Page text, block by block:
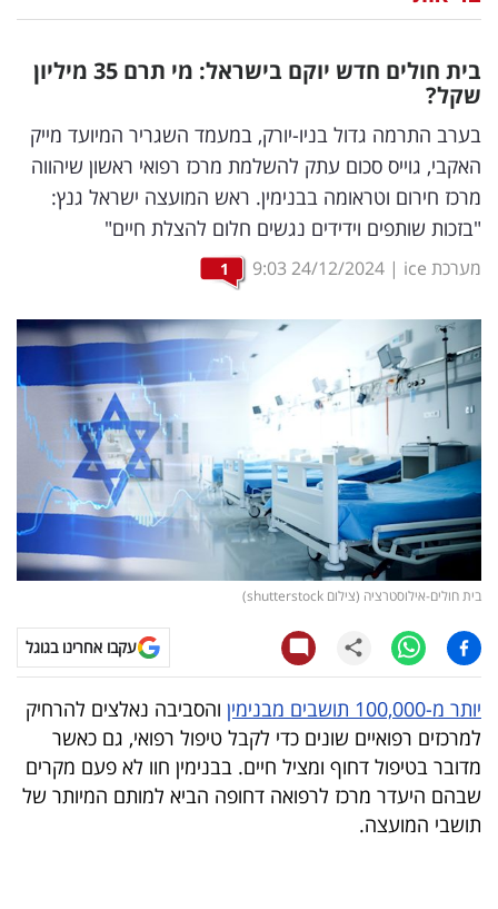
דיגיטל
וטק
שיווק
ופרסום
משפט
מדדים
ומחקרים
דעות
רכילות
עסקית
קריפטו
ויראלי
טלוויזיה
עסקי
ספורט
קריירה
ולימודים
בית חולים חדש יוקם בישראל: מי תרם 35 מיליון
שקל?
בערב התרמה גדול בניו-יורק, במעמד השגריר המיועד מייק
האקבי, גוייס סכום עתק להשלמת מרכז רפואי ראשון שיהווה
מרכז חירום וטראומה בבנימין. ראש המועצה ישראל גנץ:
"בזכות שותפים וידידים נגשים חלום להצלת חיים"
מערכת ice |
24/12/2024
9:03
1
בית חולים-אילוסטרציה (צילום shutterstock)
עקבו אחרינו בגוגל
יותר מ-100,000 תושבים מבנימין
והסביבה נאלצים להרחיק
למרכזים רפואיים שונים כדי לקבל טיפול רפואי, גם כאשר
מדובר בטיפול דחוף ומציל חיים. בבנימין חוו לא פעם מקרים
שבהם היעדר מרכז לרפואה דחופה הביא למותם המיותר של
תושבי המועצה.